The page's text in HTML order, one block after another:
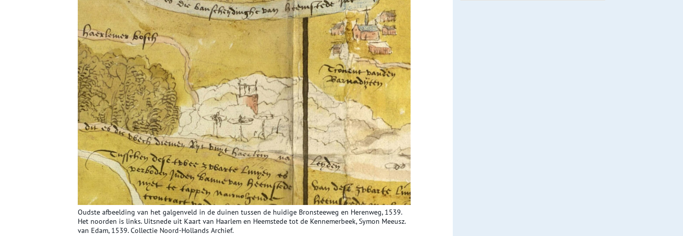
Oudste afbeelding van het galgenveld in de duinen tussen de huidige Bronsteeweg en Herenweg, 1539.
Het noorden is links. Uitsnede uit Kaart van Haarlem en Heemstede tot de Kennemerbeek, Symon Meeusz.
van Edam, 1539. Collectie Noord-Hollands Archief.